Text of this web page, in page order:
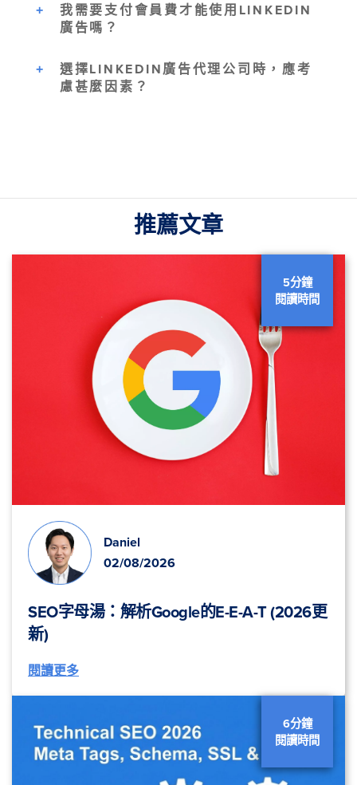
我需要支付會員費才能使用LINKEDIN
廣告嗎？
選擇LINKEDIN廣告代理公司時，應考
慮甚麼因素？
推薦文章
5分鐘
閱讀時間
Daniel
02/08/2026
SEO字母湯：解析Google的E-E-A-T (2026更
新)
閱讀更多
6分鐘
閱讀時間